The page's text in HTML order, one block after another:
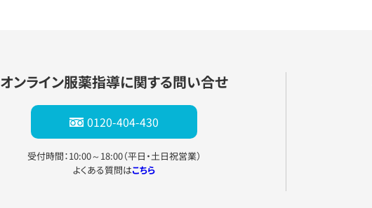
オンライン服薬指導に関する問い合せ
0120-404-430
受付時間：10:00～18:00（平日・土日祝営業）
よくある質問はこちら